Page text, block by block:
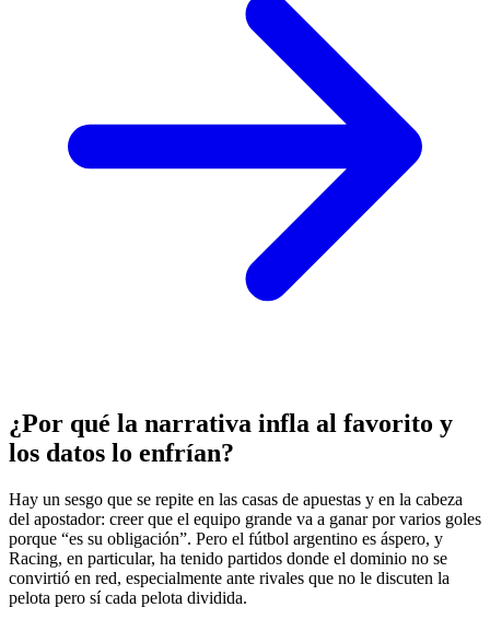
¿Por qué la narrativa infla al favorito y
los datos lo enfrían?
Hay un sesgo que se repite en las casas de apuestas y en la cabeza
del apostador: creer que el equipo grande va a ganar por varios goles
porque “es su obligación”. Pero el fútbol argentino es áspero, y
Racing, en particular, ha tenido partidos donde el dominio no se
convirtió en red, especialmente ante rivales que no le discuten la
pelota pero sí cada pelota dividida.